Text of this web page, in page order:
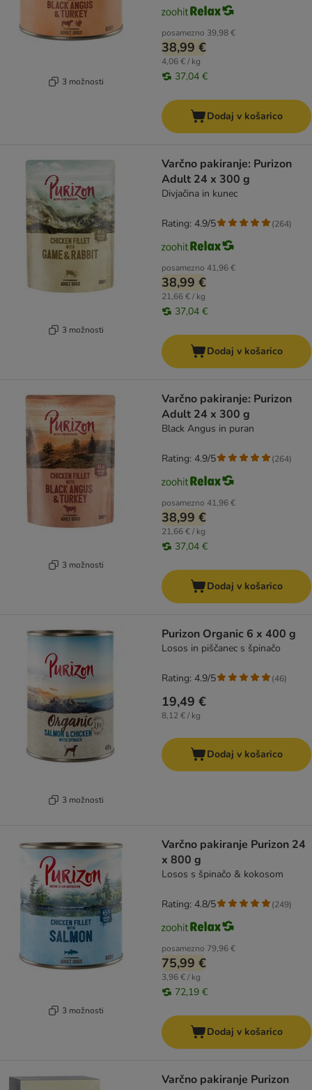
3 možnosti
posamezno 39,98 €
38,99 €
4,06 € / kg
37,04 €
Dodaj v košarico
3 možnosti
Varčno pakiranje: Purizon
Adult 24 x 300 g
Divjačina in kunec
posamezno 41,96 €
38,99 €
21,66 € / kg
37,04 €
Rating: 4.9/5 (264)
Dodaj v košarico
3 možnosti
Varčno pakiranje: Purizon
Adult 24 x 300 g
Black Angus in puran
posamezno 41,96 €
38,99 €
21,66 € / kg
37,04 €
Rating: 4.9/5 (264)
Dodaj v košarico
3 možnosti
Purizon Organic 6 x 400 g
Losos in piščanec s špinačo
19,49 €
8,12 € / kg
Rating: 4.9/5 (46)
Dodaj v košarico
3 možnosti
Varčno pakiranje Purizon 24
x 800 g
Losos s špinačo & kokosom
posamezno 79,96 €
75,99 €
3,96 € / kg
72,19 €
Rating: 4.8/5 (249)
Dodaj v košarico
Varčno pakiranje Purizon